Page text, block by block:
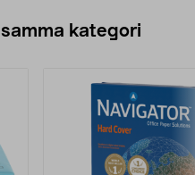
kategori